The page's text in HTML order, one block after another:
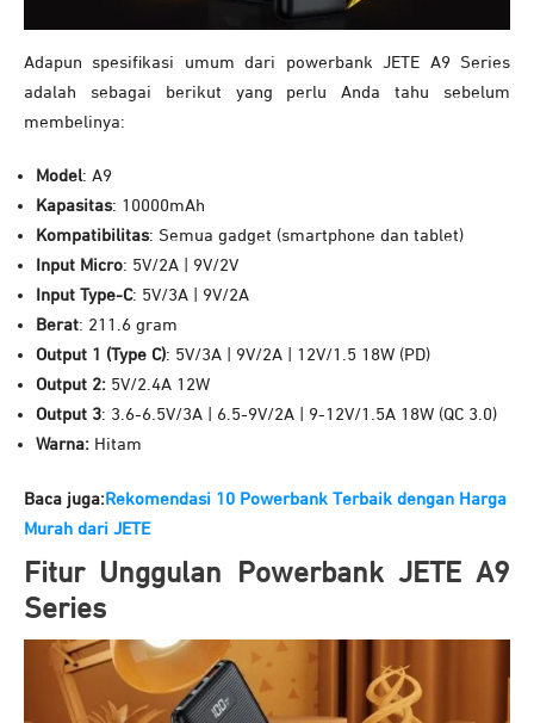
Adapun spesifikasi umum dari powerbank JETE A9 Series
adalah sebagai berikut yang perlu Anda tahu sebelum
membelinya:
Model: A9
Kapasitas: 10000mAh
Kompatibilitas: Semua gadget (smartphone dan tablet)
Input Micro: 5V/2A | 9V/2V
Input Type-C: 5V/3A | 9V/2A
Berat: 211.6 gram
Output 1 (Type C): 5V/3A | 9V/2A | 12V/1.5 18W (PD)
Output 2: 5V/2.4A 12W
Output 3: 3.6-6.5V/3A | 6.5-9V/2A | 9-12V/1.5A 18W (QC 3.0)
Warna: Hitam
Baca juga: Rekomendasi 10 Powerbank Terbaik dengan Harga
Murah dari JETE
Fitur Unggulan Powerbank JETE A9
Series